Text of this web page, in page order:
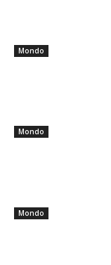
Mondo
Mondo
Mondo